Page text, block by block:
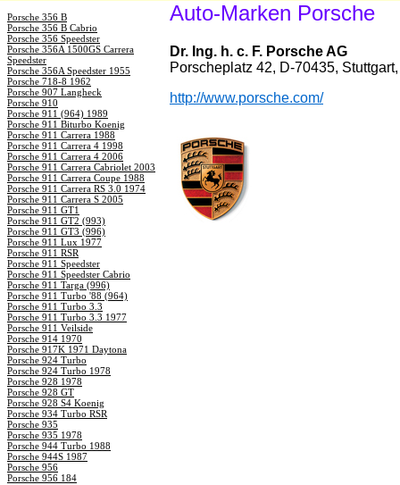
Porsche 356 B
Porsche 356 B Cabrio
Porsche 356 Speedster
Porsche 356A 1500GS Carrera
Speedster
Porsche 356A Speedster 1955
Porsche 718-8 1962
Porsche 907 Langheck
Porsche 910
Porsche 911 (964) 1989
Porsche 911 Biturbo Koenig
Porsche 911 Carrera 1988
Porsche 911 Carrera 4 1998
Porsche 911 Carrera 4 2006
Porsche 911 Carrera Cabriolet 2003
Porsche 911 Carrera Coupe 1988
Porsche 911 Carrera RS 3.0 1974
Porsche 911 Carrera S 2005
Porsche 911 GT1
Porsche 911 GT2 (993)
Porsche 911 GT3 (996)
Porsche 911 Lux 1977
Porsche 911 RSR
Porsche 911 Speedster
Porsche 911 Speedster Cabrio
Porsche 911 Targa (996)
Porsche 911 Turbo '88 (964)
Porsche 911 Turbo 3.3
Porsche 911 Turbo 3.3 1977
Porsche 911 Veilside
Porsche 914 1970
Porsche 917K 1971 Daytona
Porsche 924 Turbo
Porsche 924 Turbo 1978
Porsche 928 1978
Porsche 928 GT
Porsche 928 S4 Koenig
Porsche 934 Turbo RSR
Porsche 935
Porsche 935 1978
Porsche 944 Turbo 1988
Porsche 944S 1987
Porsche 956
Porsche 956 184
Auto-Marken Porsche
Dr. Ing. h. c. F. Porsche AG
Porscheplatz 42, D-70435,
http://www.porsche.com/